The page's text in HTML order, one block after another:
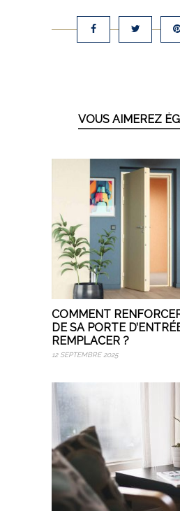
VOUS AIMEREZ
COMMENT
DE SA PORTE
REMPLACER ?
12 SEPTEMBRE 2025